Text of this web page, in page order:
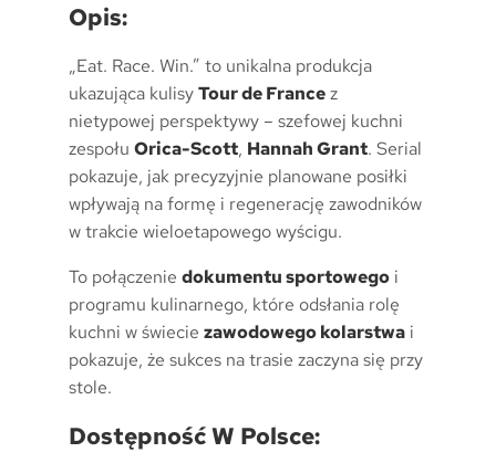
Opis:
„Eat. Race. Win.” to unikalna produkcja
ukazująca kulisyTour de Francez
nietypowej perspektywy – szefowej kuchni
zespołu Orica-Scott, Hannah Grant. Serial
pokazuje, jak precyzyjnie planowane posiłki
wpływają na formę i regenerację zawodników
w trakcie wieloetapowego wyścigu.
To połączenie dokumentu sportowego i
programu kulinarnego, które odsłania rolę
kuchni w świecie zawodowego kolarstwa i
pokazuje, że sukces na trasie zaczyna się przy
stole.
Dostępność W Polsce: